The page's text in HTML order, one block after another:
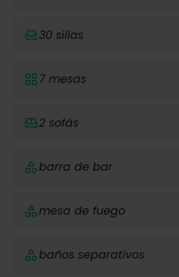
30 sillas
7 mesas
2 sofás
barra de bar
mesa de fuego
baños separativos